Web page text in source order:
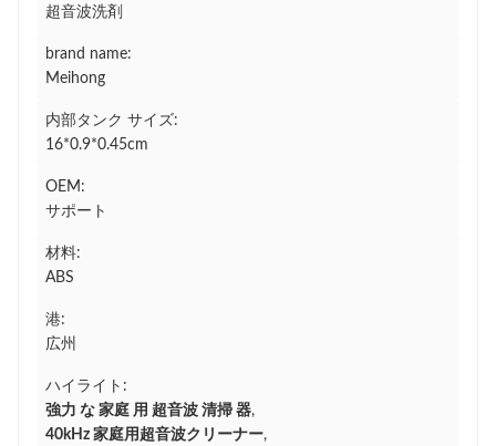
超音波洗剤
brand name:
Meihong
内部タンク サイズ:
16*0.9*0.45cm
OEM:
サポート
材料:
ABS
港:
広州
ハイライト:
強力 な 家庭 用 超音波 清掃 器,
40kHz 家庭用超音波クリーナー,